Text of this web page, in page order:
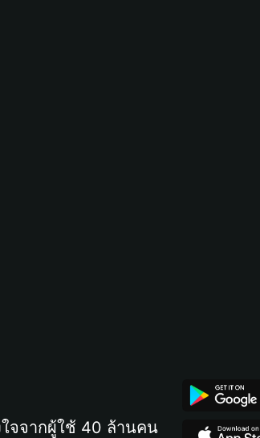
จจากผู้ใช้ 40 ล้านคน